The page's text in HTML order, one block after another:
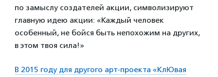
по замыслу создателей акции, символизируют
главную идею акции: «Каждый человек
особенный, не бойся быть непохожим на других,
в этом твоя сила!»
В 2015 году для другого арт-проекта «КлЮвая